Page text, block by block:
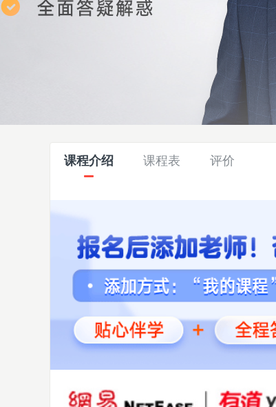
课程介绍 课程表 评价